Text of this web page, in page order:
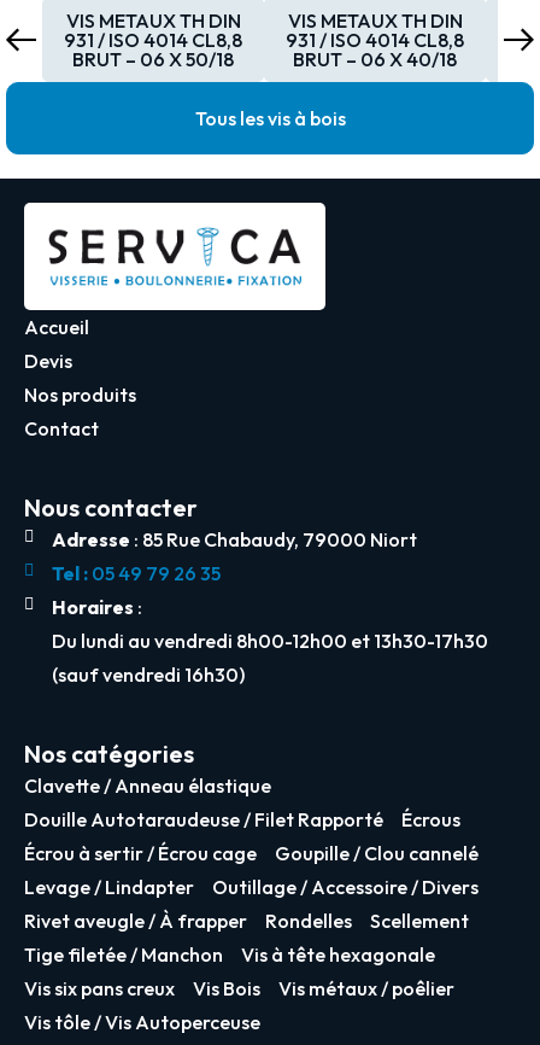
VIS METAUX TH DIN
931 / ISO 4014 CL8,8
BRUT – 06 X 50/18
VIS METAUX TH DIN
931 / ISO 4014 CL8,8
BRUT – 06 X 40/18
Tous les vis à bois
Accueil
Devis
Nos produits
Contact
Nous contacter
Adresse : 85 Rue Chabaudy, 79000 Niort
Tel :05 49 79 26 35
Horaires :
Du lundi au vendredi 8h00-12h00 et 13h30-17h30
(sauf vendredi 16h30)
Nos catégories
Clavette / Anneau élastique
Douille Autotaraudeuse / Filet Rapporté
Écrous
Écrou à sertir / Écrou cage
Goupille / Clou cannelé
Levage / Lindapter
Outillage / Accessoire / Divers
Rivet aveugle / À frapper
Rondelles
Scellement
Tige filetée / Manchon
Vis à tête hexagonale
Vis six pans creux
Vis Bois
Vis métaux / poêlier
Vis tôle / Vis Autoperceuse